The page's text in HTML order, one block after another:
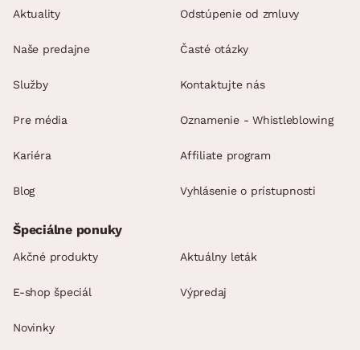
Aktuality
Naše predajne
Služby
Pre média
Kariéra
Blog
Odstúpenie od zmluvy
Časté otázky
Kontaktujte nás
Oznamenie - Whistleblowing
Affiliate program
Vyhlásenie o prístupnosti
Špeciálne ponuky
Akčné produkty Aktuálny leták
E-shop špeciál Výpredaj
Novinky